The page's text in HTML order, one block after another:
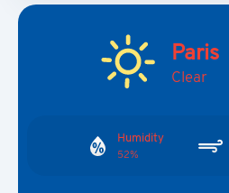
Paris
Clear
Humidity
52%